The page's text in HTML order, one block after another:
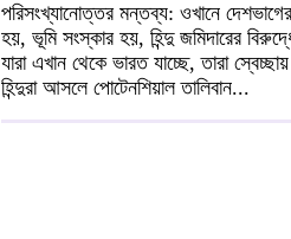
পরিসংখ্যানোত্তর মন্তব্য: ওখানে
হয়, ভূমি সংস্কার হয়, হিন্দু জমিদারের
যারা এখান থেকে ভারত যাচ্ছে, তারা
হিন্দুরা আসলে পোটেনশিয়াল তালিবান...